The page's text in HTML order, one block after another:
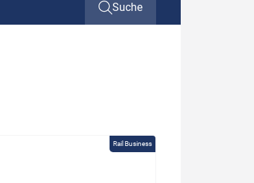
Suche
Rail Business